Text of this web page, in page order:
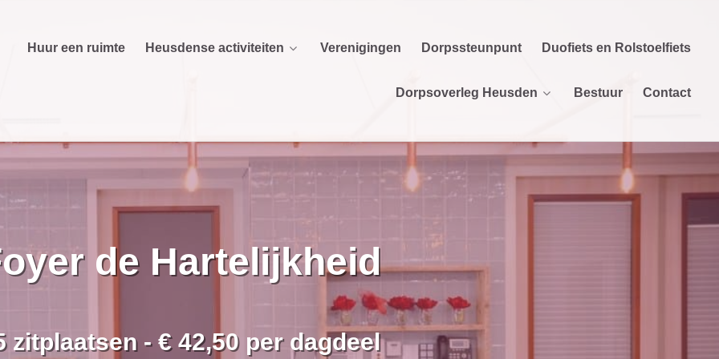
Huur een ruimte Heusdense activiteiten Verenigingen Dorpssteunpunt Duofiets en Rolstoelfiets
Dorpsoverleg Heusden Bestuur Contact
de Hartelijkheid
zitplaatsen - € 42,50 per dagdeel